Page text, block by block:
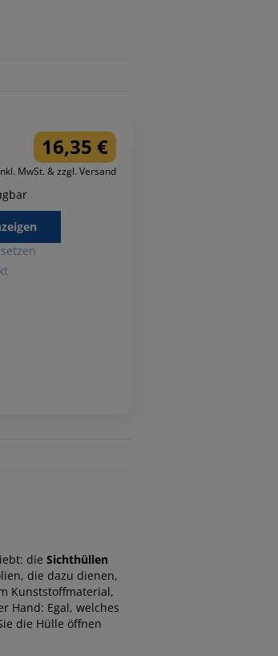
16,35 €
MwSt. & zzgl. Versand
die Sichthüllen
die dazu dienen,
Kunststoffmaterial,
Hand: Egal, welches
die Hülle öffnen